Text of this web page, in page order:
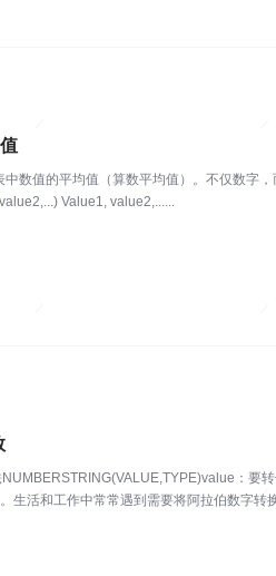
数值的平均值（算数平均值）。不仅数字
Value1, value2,......
：要
生活和工作中常常遇到需要将阿拉伯数字转